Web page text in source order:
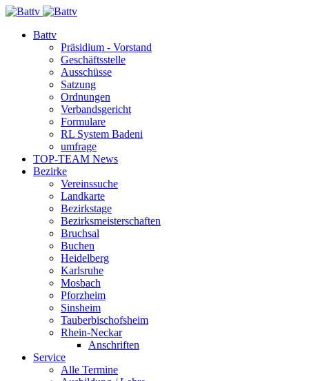
Battv
Präsidium - Vorstand
Geschäftsstelle
Ausschüsse
Satzung
Ordnungen
Verbandsgericht
Formulare
RL System Badeni
umfrage
TOP-TEAM News
Bezirke
Vereinssuche
Landkarte
Bezirkstage
Bezirksmeisterschaften
Bruchsal
Buchen
Heidelberg
Karlsruhe
Mosbach
Pforzheim
Sinsheim
Tauberbischofsheim
Rhein-Neckar
Anschriften
Service
Alle Termine